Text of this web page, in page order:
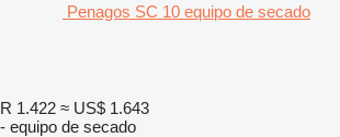
Penagos SC 10 equipo de secado
1.422 ≈ US$ 1.643
equipo de secado